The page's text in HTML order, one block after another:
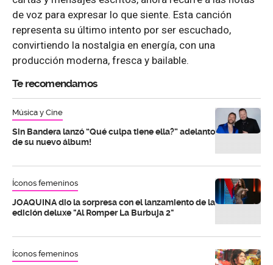
de voz para expresar lo que siente. Esta canción
representa su último intento por ser escuchado,
convirtiendo la nostalgia en energía, con una
producción moderna, fresca y bailable.
Te recomendamos
Música y Cine
Sin Bandera lanzó “Qué culpa tiene ella?” adelanto
de su nuevo álbum!
Íconos femeninos
JOAQUINA dio la sorpresa con el lanzamiento de la
edición deluxe "Al Romper La Burbuja 2"
Íconos femeninos